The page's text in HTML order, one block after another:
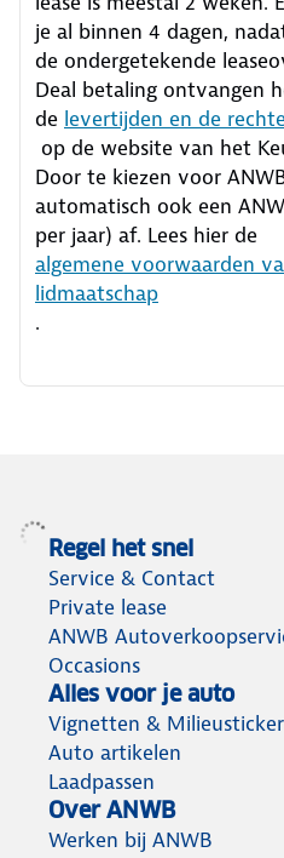
je al binnen 4 dagen,
de ondergetekende
Deal betaling ontvangen
de levertijden en de
op de website van het
Door te kiezen voor
automatisch ook een
per jaar) af. Lees hier de
algemene voorwaarden
lidmaatschap
.
Regel het snel
Service & Contact
Private lease
ANWB
Occasions
Alles voor je auto
Vignetten &
Auto artikelen
Laadpassen
Over ANWB
Werken bij ANWB